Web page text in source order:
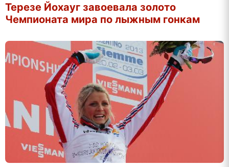
Терезе Йохауг завоевала золото
Чемпионата мира по лыжным гонкам